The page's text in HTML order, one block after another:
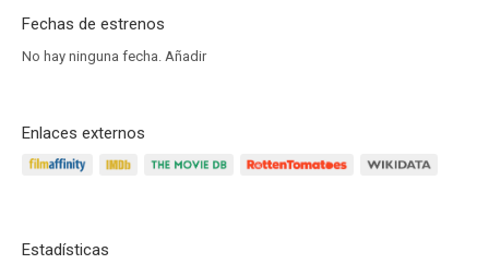
Fechas de estrenos
No hay ninguna fecha. Añadir
Enlaces externos
Estadísticas